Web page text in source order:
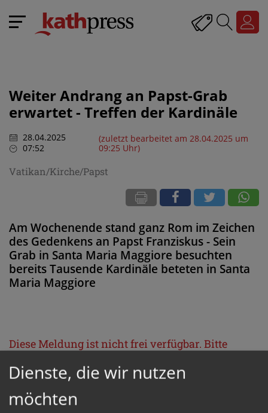
Weiter Andrang an Papst-Grab
erwartet - Treffen der Kardinäle
28.04.2025
07:52
(zuletzt bearbeitet am 28.04.2025 um
09:25 Uhr)
Vatikan/Kirche/Papst
Am Wochenende stand ganz Rom im Zeichen
des Gedenkens an Papst Franziskus - Sein
Grab in Santa Maria Maggiore besuchten
bereits Tausende Kardinäle beteten in Santa
Maria Maggiore
Diese Meldung ist nicht frei verfügbar. Bitte
ProduktKathpress_online.
Dienste, die wir nutzen
möchten